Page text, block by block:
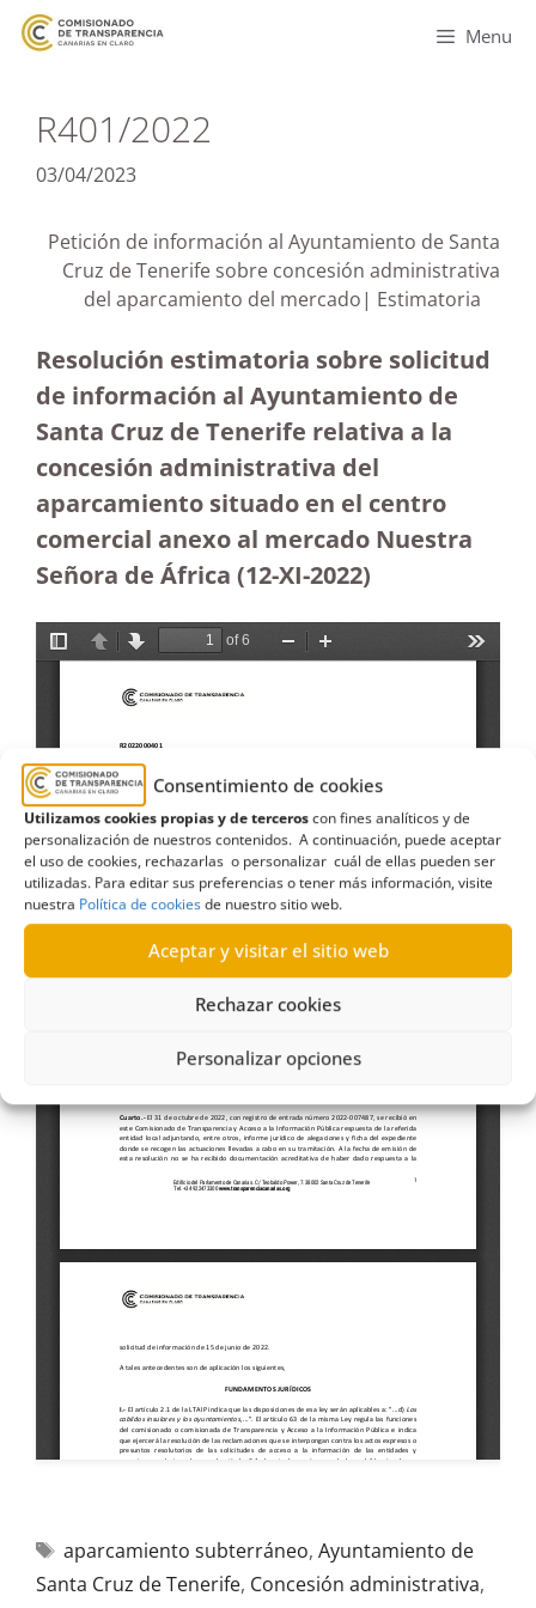
Consentimiento de cookies
Utilizamos cookies propias y de terceroscon fines analíticos y de
personalización de nuestros contenidos. A continuación, puede aceptar
el uso de cookies, rechazarlas o personalizar cuál de ellas pueden ser
utilizadas. Para editar sus preferencias o tener más información, visite
nuestra Política de cookiesde nuestro sitio web.
Aceptar y visitar el sitio web
Rechazar cookies
Personalizar opciones
Menu
R401/2022
03/04/2023
Petición de información al Ayuntamiento de Santa
Cruz de Tenerife sobre concesión administrativa
del aparcamiento del mercado| Estimatoria
Resolución estimatoria sobre solicitud
de información al Ayuntamiento de
Santa Cruz de Tenerife relativa a la
concesión administrativa del
aparcamiento situado en el centro
comercial anexo al mercado Nuestra
Señora de África (12-XI-2022)
aparcamiento subterráneo, Ayuntamiento de
Santa Cruz de Tenerife, Concesión administrativa,